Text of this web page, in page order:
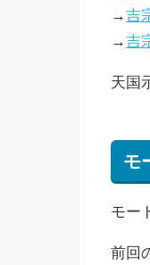
→吉
→吉
天国
モ
モー
前回